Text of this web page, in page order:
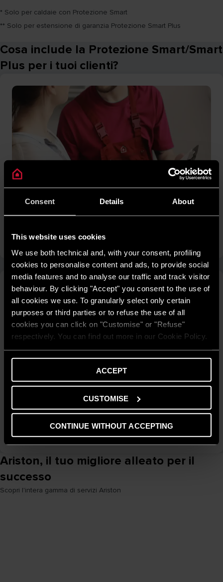
Consent Details About
This website uses cookies
We use both technical and, with your consent, profiling
cookies to personalise content and ads, to provide social
media features and to analyse our traffic and track visitor
behaviour. By clicking "Accept" you consent to the use of
all cookies we use. To granularly select only certain
purposes or third parties or to refuse the use of all
cookies you can click on "Customise" or "Refuse"
respectively. You can find out more in our Cookie Policy.
ACCEPT
CUSTOMISE
CONTINUE WITHOUT ACCEPTING
* Solo per caldaie con Protezione Smart
** Solo per estensione di garanzia Protezione Smart Plus
Cosa include la Protezione Smart/Smart
Plus per i tuoi clienti?
Fidelizzazione parco clienti
fidelizzerai il tuo parco clienti negli anni.
Assistenza da Remoto e Tutoring
Grazie all’attivazione del contratto di estensione di garanzia,
fidelizzerai il tuo parco clienti negli anni.
SCOPRI DI PIÙ
Ariston, il tuo migliore alleato per il
successo
Scopri l'intera gamma di servizi Ariston